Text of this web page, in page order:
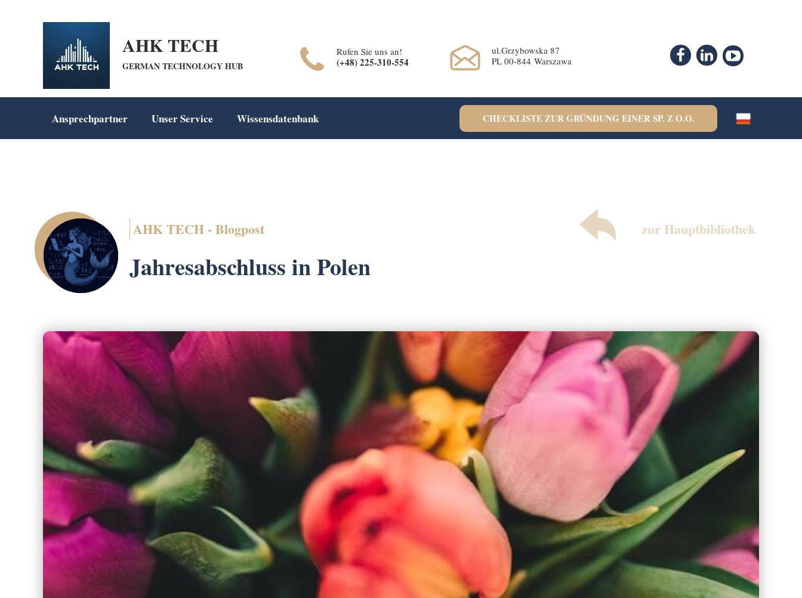
CHECKLISTE ZUR GRÜNDUNG EINER SP. Z O.O.
AHK TECH
GERMAN TECHNOLOGY HUB
Ansprechpartner Unser Service Wissensdatenbank
Rufen Sie uns an!
(+48) 225-310-554
ul.Grzybowska 87
PL 00-844 Warszawa
AHK TECH - Blogpost
Jahresabschluss in Polen
zur Hauptbibliothek